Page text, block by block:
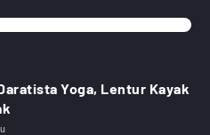
Yoga, Lentur Kayak